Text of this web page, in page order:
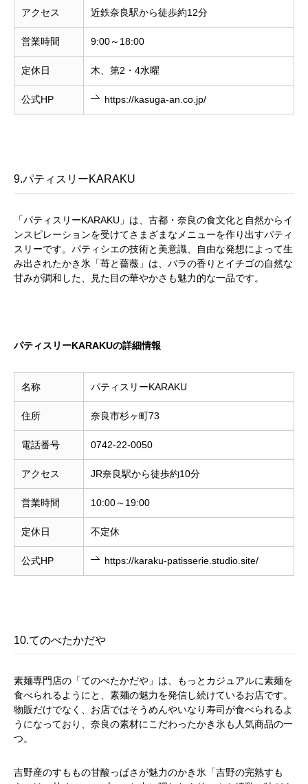
アクセス 近鉄奈良駅から徒歩約12分
営業時間 9:00～18:00
定休日 木、第2・4水曜
公式HP https://kasuga-an.co.jp/
9.パティスリーKARAKU
「パティスリーKARAKU」は、古都・奈良の食文化と自然からイ
ンスピレーションを受けてさまざまなメニューを作り出すパティ
スリーです。パティシエの技術と美意識、自由な発想によって生
み出されたかき氷「苺と薔薇」は、バラの香りとイチゴの自然な
甘みが調和した、見た目の華やかさも魅力的な一品です。
パティスリーKARAKUの詳細情報
名称 パティスリーKARAKU
住所 奈良市杉ヶ町73
電話番号 0742-22-0050
アクセス JR奈良駅から徒歩約10分
営業時間 10:00～19:00
定休日 不定休
公式HP https://karaku-patisserie.studio.site/
10.てのべたかだや
素麺専門店の「てのべたかだや」は、もっとカジュアルに素麺を
食べられるようにと、素麺の魅力を発信し続けているお店です。
物販だけでなく、お店ではそうめんやいなり寿司が食べられるよ
うになっており、奈良の素材にこだわったかき氷も人気商品の一
つ。
吉野産のすももの甘酸っぱさが魅力のかき氷「吉野の完熟すも